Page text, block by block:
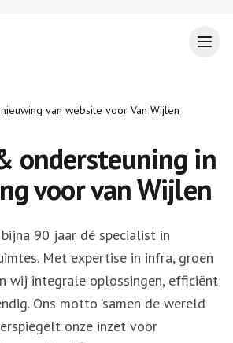
van website voor Van Wijlen
ondersteuning in
voor van Wijlen
90 jaar dé specialist in
Met expertise in infra, groen
wij integrale oplossingen, efficiënt
Ons motto ‘samen de wereld
onze inzet voor